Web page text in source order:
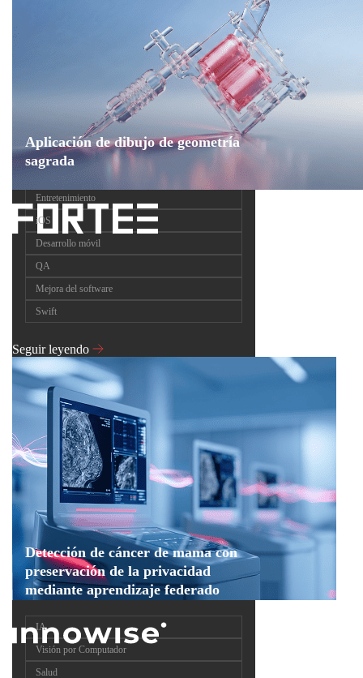
Aplicación de dibujo de geometría
sagrada
Entretenimiento
iOS
Desarrollo móvil
QA
Mejora del software
Swift
Seguir leyendo
Detección de cáncer de mama con
preservación de la privacidad
mediante aprendizaje federado
IA
Visión por Computador
Salud